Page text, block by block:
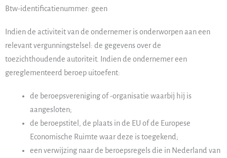
Btw-identificatienummer: geen
Indien de activiteit van de ondernemer is onderworpen aan een
relevant vergunningstelsel: de gegevens over de
toezichthoudende autoriteit. Indien de ondernemer een
gereglementeerd beroep uitoefent:
de beroepsvereniging of -organisatie waarbij hij is
aangesloten;
de beroepstitel, de plaats in de EU of de Europese
Economische Ruimte waar deze is toegekend;
een verwijzing naar de beroepsregels die in Nederland van